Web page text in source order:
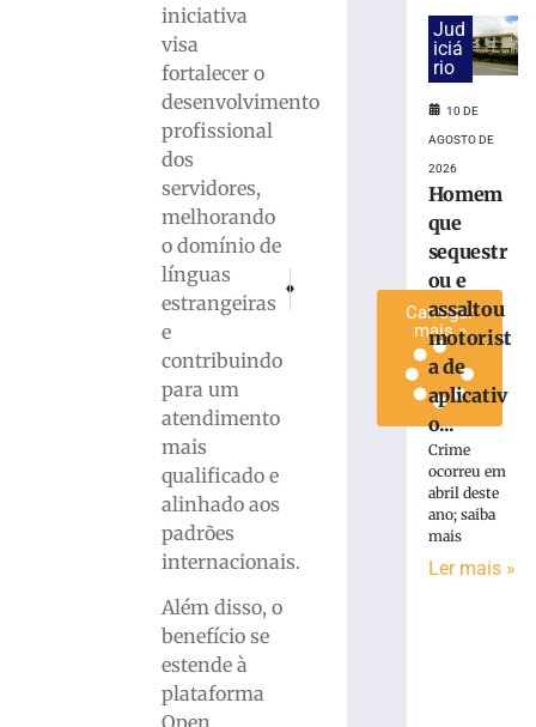
iniciativa
visa
fortalecer o
desenvolvimento
profissional
dos
servidores,
melhorando
o domínio de
línguas
estrangeiras
e
contribuindo
para um
atendimento
mais
qualificado e
alinhado aos
padrões
internacionais.
Além disso, o
benefício se
estende à
plataforma
Delegado Thiago Fernando dos
Farmácia Excepcional da Policlínica
tradição
têxtil
Brusque
Carregar
mais »
Jud
iciá
rio
10 DE
AGOSTO DE
2026
Homem
que
sequestr
ou e
assaltou
motorist
a de
aplicativ
o...
Crime
ocorreu em
abril deste
ano; saiba
mais
Ler mais »